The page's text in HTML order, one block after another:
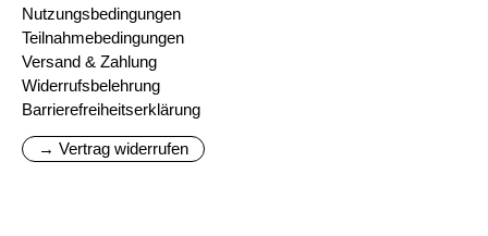
Nutzungsbedingungen
Teilnahmebedingungen
Versand & Zahlung
Widerrufsbelehrung
Barrierefreiheitserklärung
→ Vertrag widerrufen